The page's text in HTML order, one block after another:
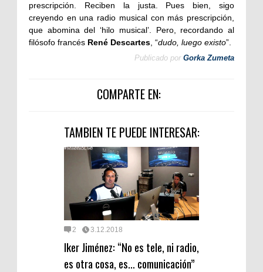
prescripción. Reciben la justa. Pues bien, sigo
creyendo en una radio musical con más prescripción,
que abomina del ‘hilo musical’. Pero, recordando al
filósofo francés René Descartes, “dudo, luego existo”.
Publicado por Gorka Zumeta
COMPARTE EN:
TAMBIEN TE PUEDE INTERESAR:
2 3.12.2018
Iker Jiménez: “No es tele, ni radio,
es otra cosa, es… comunicación”